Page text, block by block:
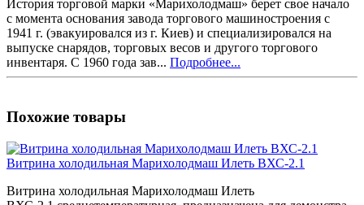
История торговой марки «Марихолодмаш» берет свое начало
с момента основания завода торгового машиностроения с
1941 г. (эвакуировался из г. Киев) и специализировался на
выпуске снарядов, торговых весов и другого торгового
инвентаря. С 1960 года зав... Подробнее...
Похожие товары
Витрина холодильная Марихолодмаш Илеть ВХС-2.1
Витрина холодильная Марихолодмаш Илеть